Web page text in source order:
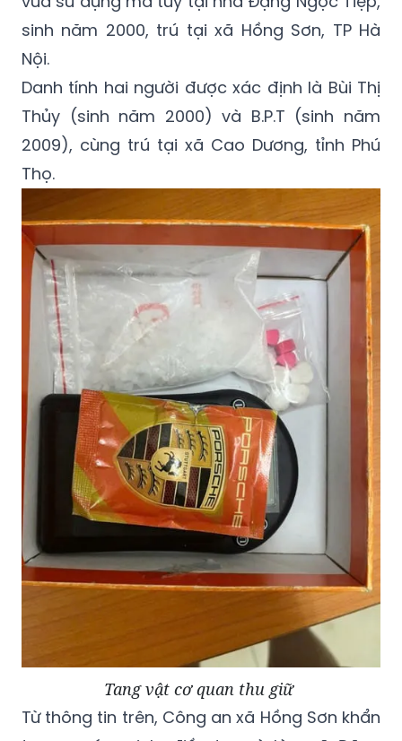
Nội.
Danh tính hai người được xác định là Bùi Thị
Thủy (sinh năm 2000) và B.P.T (sinh năm
2009), cùng trú tại xã Cao Dương, tỉnh Phú
Thọ.
Tang vật cơ quan thu giữ
Từ thông tin trên, Công an xã Hồng Sơn khẩn
trương xác minh, điều tra và làm rõ Đặng
Ngọc Tiệp cùng Lê Văn Hào (sinh năm 1999,